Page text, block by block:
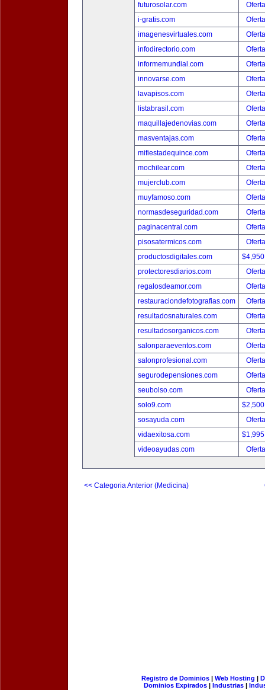
futurosolar.com
i-gratis.com
imagenesvirtuales.com
infodirectorio.com
informemundial.com
innovarse.com
lavapisos.com
listabrasil.com
maquillajedenovias.com
masventajas.com
mifiestadequince.com
mochilear.com
mujerclub.com
muyfamoso.com
normasdeseguridad.com
paginacentral.com
pisosatermicos.com
productosdigitales.com
protectoresdiarios.com
regalosdeamor.com
restauraciondefotografias.com
resultadosnaturales.com
resultadosorganicos.com
salonparaeventos.com
salonprofesional.com
segurodepensiones.com
seubolso.com
solo9.com
sosayuda.com
vidaexitosa.com
videoayudas.com
<< Categoria Anterior (Medicina)
Registro de Dominios| Web Hosting |
Dominios Expirados | Industrias |